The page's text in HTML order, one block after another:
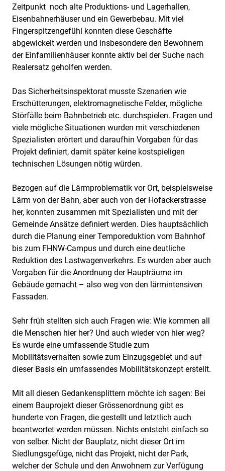
Zeitpunkt noch alte Produktions- und Lagerhallen,
Eisenbahnerhäuser und ein Gewerbebau. Mit viel
Fingerspitzengefühl konnten diese Geschäfte
abgewickelt werden und insbesondere den Bewohnern
der Einfamilienhäuser konnte aktiv bei der Suche nach
Realersatz geholfen werden.
Das Sicherheitsinspektorat musste Szenarien wie
Erschütterungen, elektromagnetische Felder, mögliche
Störfälle beim Bahnbetrieb etc. durchspielen. Fragen und
viele mögliche Situationen wurden mit verschiedenen
Spezialisten erörtert und daraufhin Vorgaben für das
Projekt definiert, damit später keine kostspieligen
technischen Lösungen nötig würden.
Bezogen auf die Lärmproblematik vor Ort, beispielsweise
Lärm von der Bahn, aber auch von der Hofackerstrasse
her, konnten zusammen mit Spezialisten und mit der
Gemeinde Ansätze definiert werden. Dies hauptsächlich
durch die Planung einer Temporeduktion vom Bahnhof
bis zum FHNW-Campus und durch eine deutliche
Reduktion des Lastwagenverkehrs. Es wurden aber auch
Vorgaben für die Anordnung der Haupträume im
Gebäude gemacht – also weg von den lärmintensiven
Fassaden.
Sehr früh stellten sich auch Fragen wie: Wie kommen all
die Menschen hier her? Und auch wieder von hier weg?
Es wurde eine umfassende Studie zum
Mobilitätsverhalten sowie zum Einzugsgebiet und auf
dieser Basis ein umfassendes Mobilitätskonzept erstellt.
Mit all diesen Gedankensplittern möchte ich sagen: Bei
einem Bauprojekt dieser Grössenordnung gibt es
hunderte von Fragen, die gestellt und letztlich auch
beantwortet werden müssen. Nichts entsteht einfach so
von selber. Nicht der Bauplatz, nicht dieser Ort im
Siedlungsgefüge, nicht das Projekt, nicht der Park,
welcher der Schule und den Anwohnern zur Verfügung